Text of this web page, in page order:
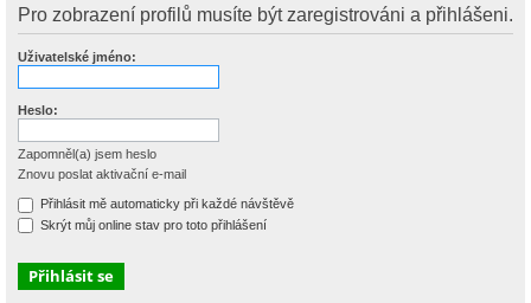
Pro zobrazení profilů musíte být zaregistrováni a přihlášeni.
Uživatelské jméno:
Heslo:
Zapomněl(a) jsem heslo
Znovu poslat aktivační e-mail
Přihlásit mě automaticky při každé návštěvě
Skrýt můj online stav pro toto přihlášení